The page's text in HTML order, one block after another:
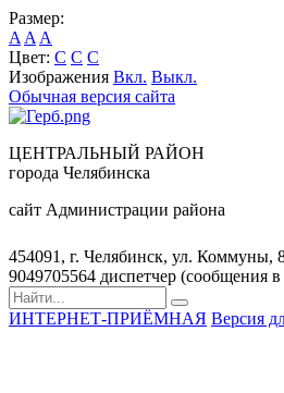
Размер:
A A A
Цвет: C C C
Изображения Вкл. Выкл.
Обычная версия сайта
ЦЕНТРАЛЬНЫЙ РАЙОН
города Челябинска
сайт Администрации района
454091, г. Челябинск, ул. Коммуны,
9049705564 диспетчер (сообщения
ИНТЕРНЕТ-ПРИЁМНАЯ Версия